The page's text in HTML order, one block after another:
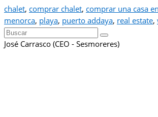
chalet, comprar chalet, comprar una casa
menorca, playa, puerto addaya, real estate,
Buscar
por:
José Carrasco (CEO - Sesmoreres)